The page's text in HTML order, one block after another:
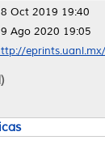
Oct 2019 19:40
Ago 2020 19:05